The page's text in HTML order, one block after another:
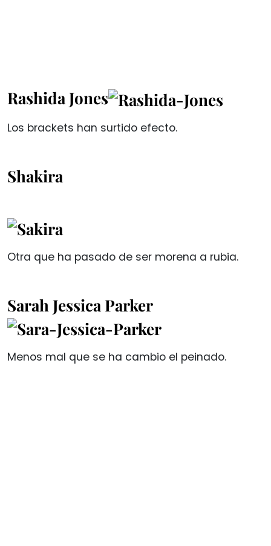
Rashida Jones
Los brackets han surtido efecto.
Shakira
Otra que ha pasado de ser morena a rubia.
Sarah Jessica Parker
Menos mal que se ha cambio el peinado.